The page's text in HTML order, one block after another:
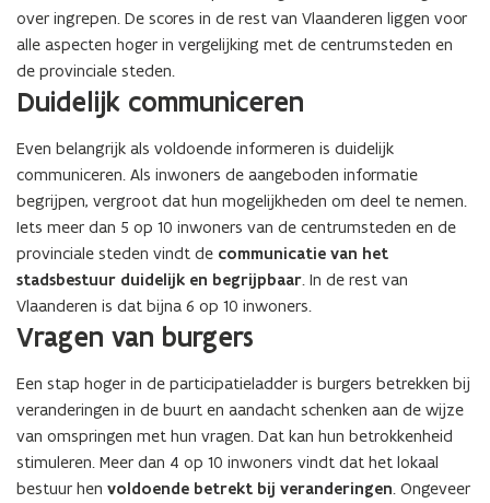
over ingrepen. De scores in de rest van Vlaanderen liggen voor
alle aspecten hoger in vergelijking met de centrumsteden en
de provinciale steden.
Duidelijk communiceren
Even belangrijk als voldoende informeren is duidelijk
communiceren. Als inwoners de aangeboden informatie
begrijpen, vergroot dat hun mogelijkheden om deel te nemen.
Iets meer dan 5 op 10 inwoners van de centrumsteden en de
provinciale steden vindt de communicatie van het
stadsbestuur duidelijk en begrijpbaar. In de rest van
Vlaanderen is dat bijna 6 op 10 inwoners.
Vragen van burgers
Een stap hoger in de participatieladder is burgers betrekken bij
veranderingen in de buurt en aandacht schenken aan de wijze
van omspringen met hun vragen. Dat kan hun betrokkenheid
stimuleren. Meer dan 4 op 10 inwoners vindt dat het lokaal
bestuur hen voldoende betrekt bij veranderingen. Ongeveer